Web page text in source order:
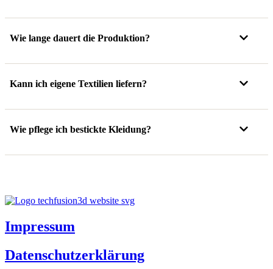
Wie lange dauert die Produktion?
Kann ich eigene Textilien liefern?
Wie pflege ich bestickte Kleidung?
Impressum
Datenschutzerklärung